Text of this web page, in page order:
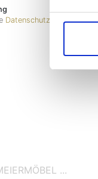
...
Datenschutzerklärung >